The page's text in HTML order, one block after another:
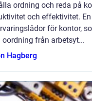
ordning och reda på
och effektivitet.
för kontor,
oordning från arbetsyt...
Hagberg